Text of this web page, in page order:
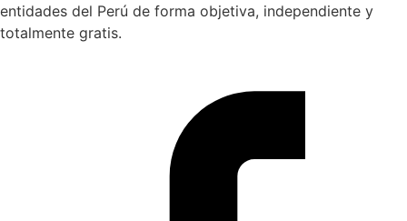
entidades del Perú de forma objetiva, independiente y
totalmente gratis.